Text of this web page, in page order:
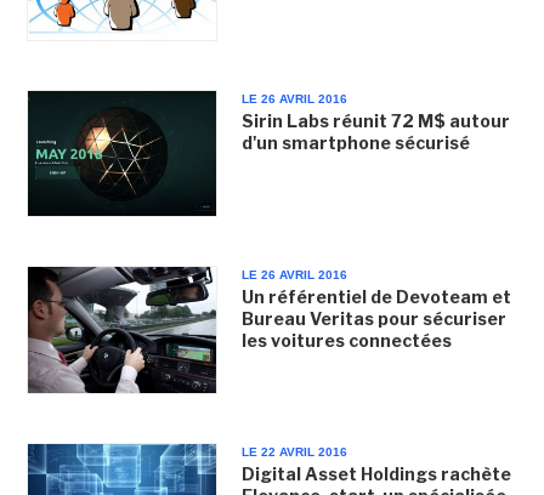
LE 26 AVRIL 2016
Sirin Labs réunit 72 M$ autour
d'un smartphone sécurisé
LE 26 AVRIL 2016
Un référentiel de Devoteam et
Bureau Veritas pour sécuriser
les voitures connectées
LE 22 AVRIL 2016
Digital Asset Holdings rachète